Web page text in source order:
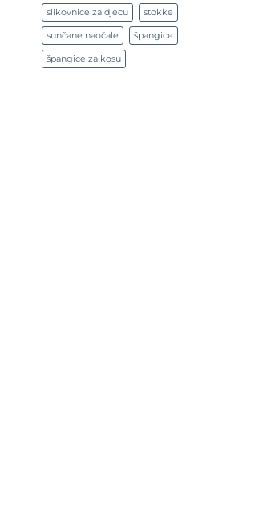
slikovnice za djecu stokke
sunčane naočale špangice
špangice za kosu